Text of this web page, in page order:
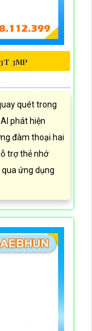
3MP
quét trong
phát hiện
đàm thoại hai
trợ thẻ nhớ
qua ứng dụng